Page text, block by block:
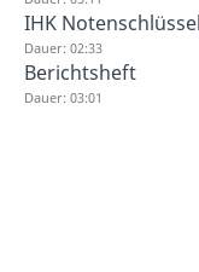
IHK Notenschlüssel
Dauer: 02:33
Berichtsheft
Dauer: 03:01